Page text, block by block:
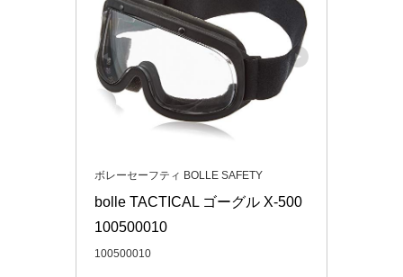
ボレーセーフティ BOLLE SAFETY
bolle TACTICAL ゴーグル X-500
100500010
100500010